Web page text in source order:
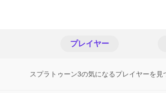
プレイヤー
スプラトゥーン3の気になるプレイヤーを見